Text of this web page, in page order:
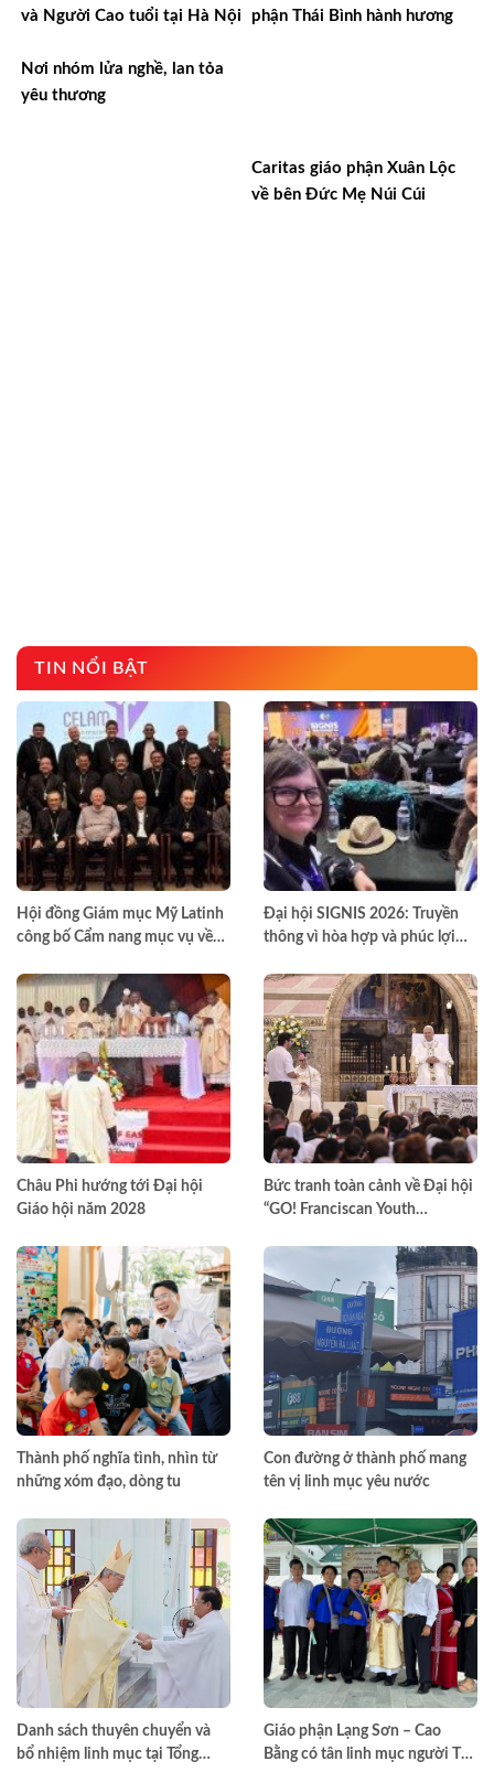
và Người Cao tuổi tại Hà Nội
phận Thái Bình hành hương
Nơi nhóm lửa nghề, lan tỏa
yêu thương
Caritas giáo phận Xuân Lộc
về bên Đức Mẹ Núi Cúi
TIN NỔI BẬT
Hội đồng Giám mục Mỹ Latinh
công bố Cẩm nang mục vụ về
Đại hội SIGNIS 2026: Truyền
thông vì hòa hợp và phúc lợi
Châu Phi hướng tới Đại hội
Giáo hội năm 2028
Bức tranh toàn cảnh về Đại hội
“GO! Franciscan Youth
Thành phố nghĩa tình, nhìn từ
những xóm đạo, dòng tu
Con đường ở thành phố mang
tên vị linh mục yêu nước
Danh sách thuyên chuyển và
bổ nhiệm linh mục tại Tổng
Giáo phận Lạng Sơn – Cao
Bằng có tân linh mục người Tày